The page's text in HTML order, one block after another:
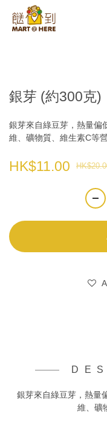
銀芽 (約300克)
銀芽來自綠豆芽，熱量偏
維、礦物質、維生素C等營
HK$11.00
銀芽來自綠豆芽，熱量
維、礦